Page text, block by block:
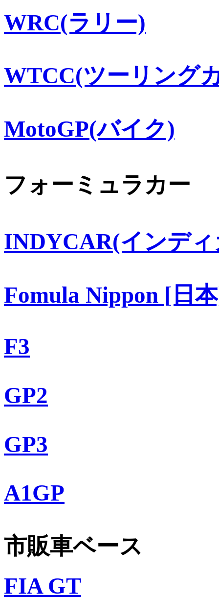
WRC(ラリー)
WTCC(ツーリング
MotoGP(バイク)
フォーミュラカー
INDYCAR(インデ
Fomula Nippon [日
F3
GP2
GP3
A1GP
市販車ベース
FIA GT